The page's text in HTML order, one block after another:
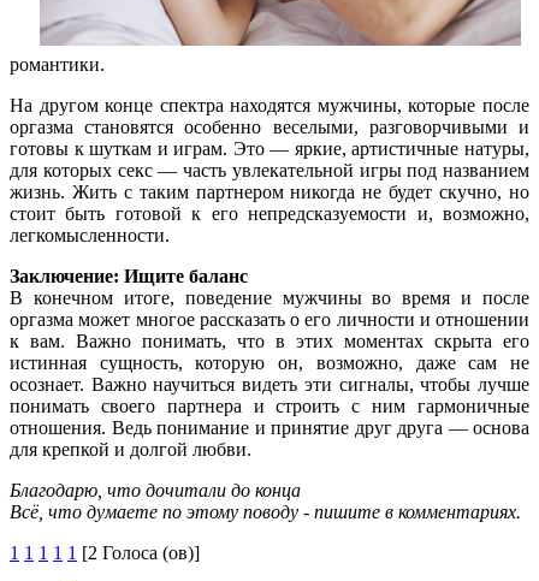
романтики.
На другом конце спектра находятся мужчины, которые после
оргазма становятся особенно веселыми, разговорчивыми и
готовы к шуткам и играм. Это — яркие, артистичные натуры,
для которых секс — часть увлекательной игры под названием
жизнь. Жить с таким партнером никогда не будет скучно, но
стоит быть готовой к его непредсказуемости и, возможно,
легкомысленности.
Заключение: Ищите баланс
В конечном итоге, поведение мужчины во время и после
оргазма может многое рассказать о его личности и отношении
к вам. Важно понимать, что в этих моментах скрыта его
истинная сущность, которую он, возможно, даже сам не
осознает. Важно научиться видеть эти сигналы, чтобы лучше
понимать своего партнера и строить с ним гармоничные
отношения. Ведь понимание и принятие друг друга — основа
для крепкой и долгой любви.
Благодарю, что дочитали до конца
Всё, что думаете по этому поводу - пишите в комментариях.
1 1 1 1 1 [2 Голоса (ов)]